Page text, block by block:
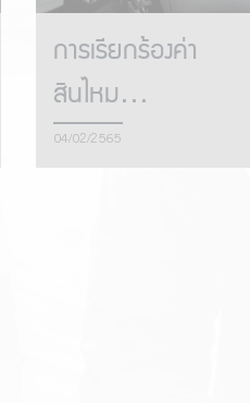
การเรียกร้องค่า
สินไหม...
04/02/2565